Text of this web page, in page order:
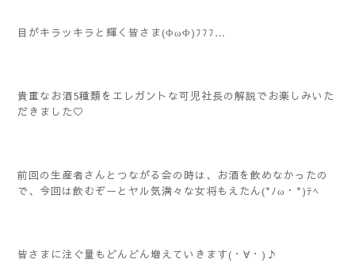
目がキラッキラと輝く皆さま(ΦωΦ)ﾌﾌﾌ…
貴重なお酒5種類をエレガントな可児社長の解説でお楽しみいた
だきました♡
前回の生産者さんとつながる会の時は、お酒を飲めなかったの
で、今回は飲むぞーとヤル気満々な女将もえたん(*ﾉω・*)ﾃﾍ
皆さまに注ぐ量もどんどん増えていきます(・∀・)♪